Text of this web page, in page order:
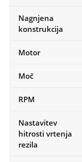
Nagnjena
konstrukcija
Motor
Moč
RPM
Nastavitev
hitrosti vrtenja
rezila